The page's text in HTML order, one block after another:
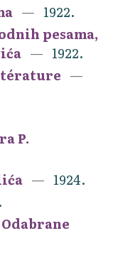
1922.
pesama,
1922.
P.
1924.